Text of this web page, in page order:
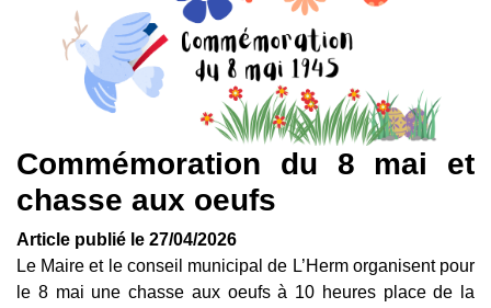
Commémoration du 8 mai et
chasse aux oeufs
Article publié le 27/04/2026
Le Maire et le conseil municipal de L’Herm organisent pour
le 8 mai une chasse aux oeufs à 10 heures place de la